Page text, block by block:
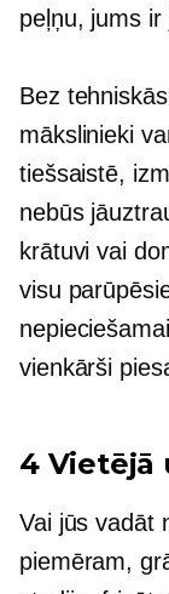
peļņu, jums
Bez
mākslinieki
tiešsaistē,
nebūs
krātuvi vai
visu
vienkārši
4 Vietējā
Vai jūs vadāt
piemēram,